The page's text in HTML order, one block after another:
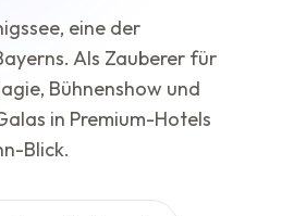
eine der
Als Zauberer für
Bühnenshow und
in Premium-Hotels
Blick.